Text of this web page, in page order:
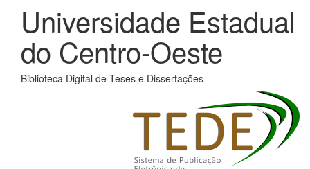
Universidade Estadual
do Centro-Oeste
Biblioteca Digital de Teses e Dissertações